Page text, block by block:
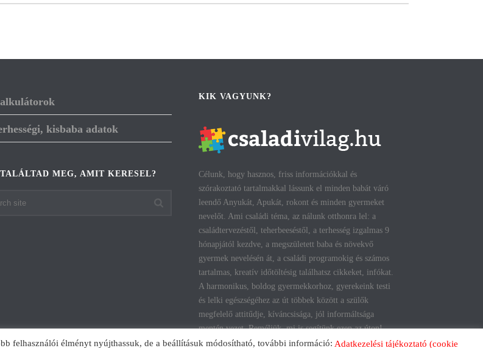
kisbaba adatok
MEG, AMIT KERESEL?
KIK VAGYUNK?
Célunk, hogy hasznos, friss információkkal és
szórakoztató tartalmakkal lássunk el minden babát váró
leendő Anyukát, Apukát, rokont és minden gyermeket
nevelőt. Ami családi téma, az nálunk otthonra lel: a
családtervezéstől, teherbeeséstől, a terhesség izgalmas 9
hónapjától kezdve, a megszületett baba és növekvő
gyermek nevelésén át, a családi programokig és számos
tartalmas, kreatív időtöltésig találhatsz cikkeket, infókat.
A harmonikus, boldog gyermekkorhoz, gyerekeink testi
és lelki egészségéhez az út többek között a szülők
megfelelő attitűdje, kíváncsisága, jól informáltsága
mentén vezet. Reméljük, mi is segítünk ezen az úton!
felhasználói élményt nyújthassuk, de a beállításuk módosítható, további információ: Adatkezelési tájékoztató (cookie